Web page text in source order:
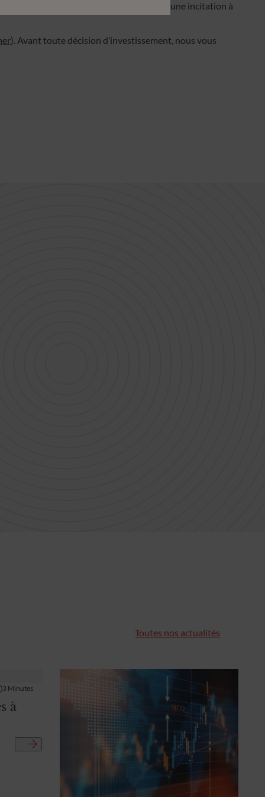
ne doivent pas être interprétées comme une incitation à
). Avant toute décision d’investissement, nous vous
Toutes nos actualités
3 Minutes
à